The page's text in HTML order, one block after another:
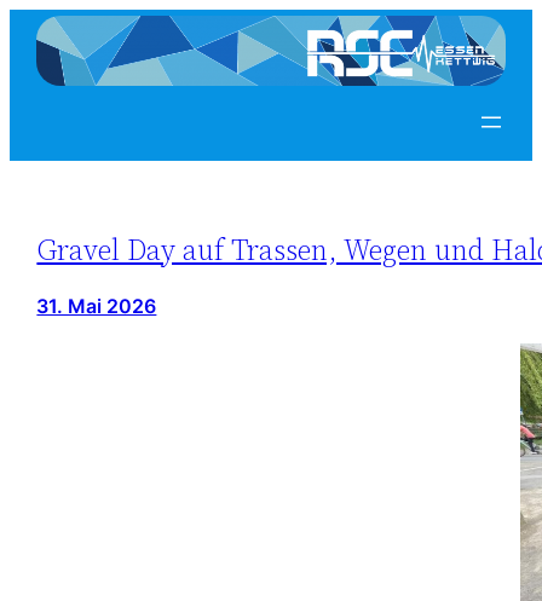
Gravel Day auf Trassen, Wegen und
31. Mai 2026